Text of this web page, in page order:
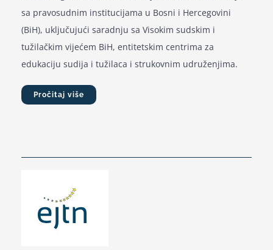
sa pravosudnim institucijama u Bosni i Hercegovini
(BiH), uključujući saradnju sa Visokim sudskim i
tužilačkim vijećem BiH, entitetskim centrima za
edukaciju sudija i tužilaca i strukovnim udruženjima.
Pročitaj više